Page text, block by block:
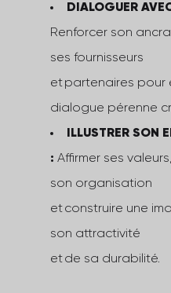
DIALOGUER
Renforcer son
ses fournisseurs
et partenaires pour
dialogue pérenne
ILLUSTRER SON
: Affirmer ses
son organisation
et construire une
son attractivité
et de sa durabilité.